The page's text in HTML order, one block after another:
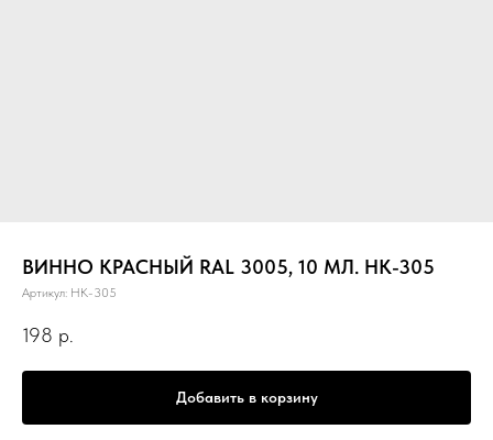
ВИННО КРАСНЫЙ RAL 3005, 10 МЛ. НК-305
Артикул: НК-305
198 р.
Добавить в корзину